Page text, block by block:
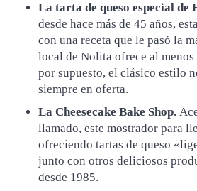
La tarta de queso especial de
desde hace más de 45 años,
con una receta que le pasó la
local de Nolita ofrece al menos
por supuesto, el clásico estilo
siempre en oferta.
La Cheesecake Bake Shop.
llamado, este mostrador para
ofreciendo tartas de queso
junto con otros deliciosos
desde 1985.